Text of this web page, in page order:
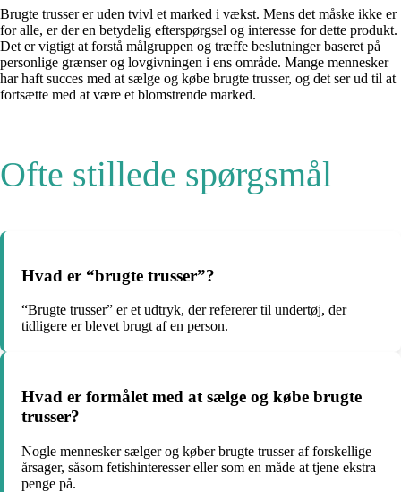
Brugte trusser er uden tvivl et marked i vækst. Mens det måske ikke er
for alle, er der en betydelig efterspørgsel og interesse for dette produkt.
Det er vigtigt at forstå målgruppen og træffe beslutninger baseret på
personlige grænser og lovgivningen i ens område. Mange mennesker
har haft succes med at sælge og købe brugte trusser, og det ser ud til at
fortsætte med at være et blomstrende marked.
Ofte stillede spørgsmål
Hvad er “brugte trusser”?
“Brugte trusser” er et udtryk, der refererer til undertøj, der
tidligere er blevet brugt af en person.
Hvad er formålet med at sælge og købe brugte
trusser?
Nogle mennesker sælger og køber brugte trusser af forskellige
årsager, såsom fetishinteresser eller som en måde at tjene ekstra
penge på.